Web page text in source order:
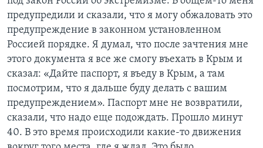
предупредили и сказали, что я могу обжаловать это
предупреждение в законном установленном
Россией порядке. Я думал, что после зачтения мне
этого документа я все же смогу въехать в Крым и
сказал: «Дайте паспорт, я въеду в Крым, а там
посмотрим, что я дальше буду делать с вашим
предупреждением». Паспорт мне не возвратили,
сказали, что надо еще подождать. Прошло минут
40. В это время происходили какие-то движения